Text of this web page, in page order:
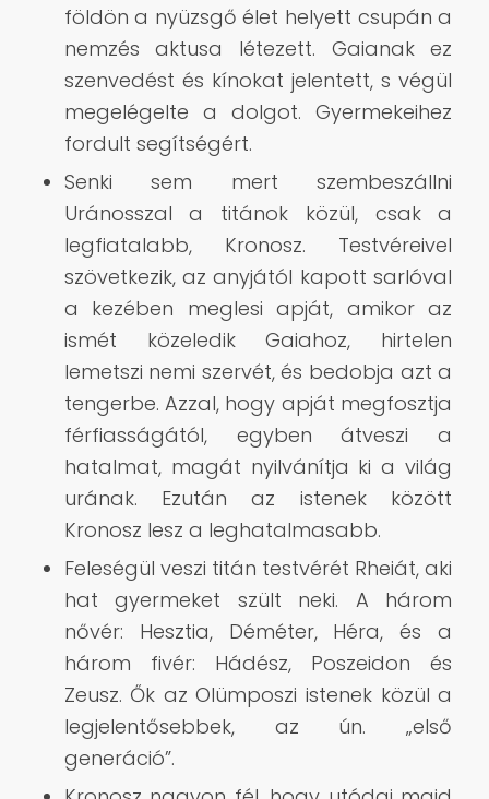
földön a nyüzsgő élet helyett csupán a
nemzés aktusa létezett. Gaianak ez
szenvedést és kínokat jelentett, s végül
megelégelte a dolgot. Gyermekeihez
fordult segítségért.
Senki sem mert szembeszállni
Uránosszal a titánok közül, csak a
legfiatalabb, Kronosz. Testvéreivel
szövetkezik, az anyjától kapott sarlóval
a kezében meglesi apját, amikor az
ismét közeledik Gaiahoz, hirtelen
lemetszi nemi szervét, és bedobja azt a
tengerbe. Azzal, hogy apját megfosztja
férfiasságától, egyben átveszi a
hatalmat, magát nyilvánítja ki a világ
urának. Ezután az istenek között
Kronosz lesz a leghatalmasabb.
Feleségül veszi titán testvérét Rheiát, aki
hat gyermeket szült neki. A három
nővér: Hesztia, Déméter, Héra, és a
három fivér: Hádész, Poszeidon és
Zeusz. Ők az Olümposzi istenek közül a
legjelentősebbek, az ún. „első
generáció”.